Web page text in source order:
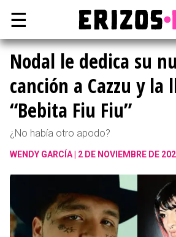
☰
Nodal le dedica su
canción a Cazzu y la
“Bebita Fiu Fiu”
¿No había otro apodo?
WENDY GARCÍA 2 DE NOVIEMBRE DE